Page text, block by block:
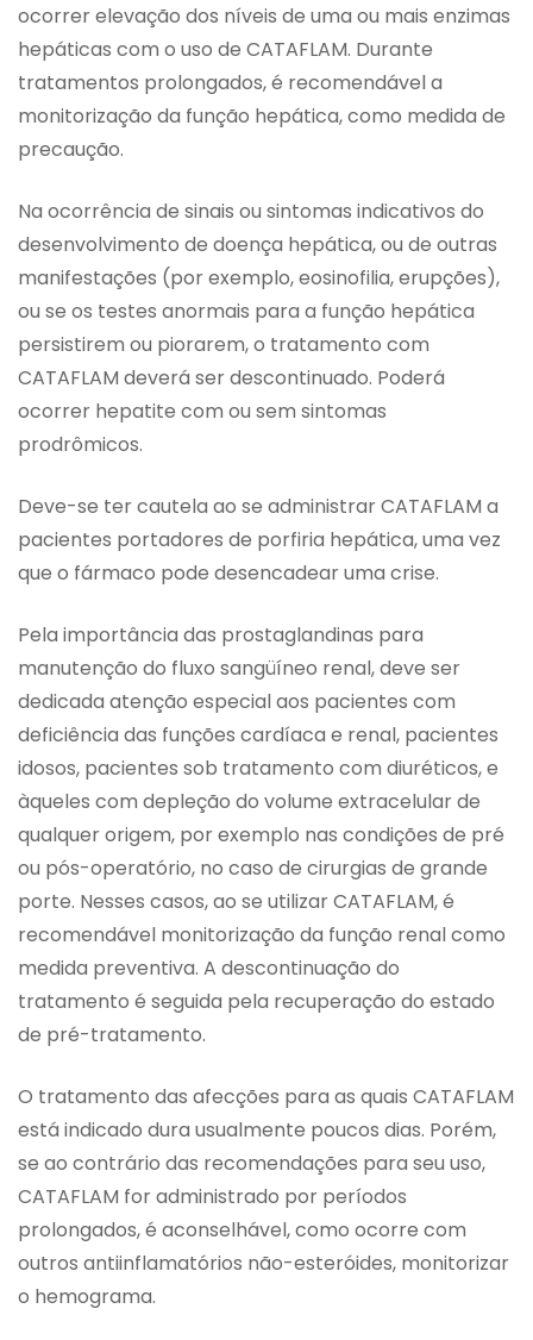
ocorrer elevação dos níveis de uma ou mais enzimas
hepáticas com o uso de CATAFLAM. Durante
tratamentos prolongados, é recomendável a
monitorização da função hepática, como medida de
precaução.
Na ocorrência de sinais ou sintomas indicativos do
desenvolvimento de doença hepática, ou de outras
manifestações (por exemplo, eosinofilia, erupções),
ou se os testes anormais para a função hepática
persistirem ou piorarem, o tratamento com
CATAFLAM deverá ser descontinuado. Poderá
ocorrer hepatite com ou sem sintomas
prodrômicos.
Deve-se ter cautela ao se administrar CATAFLAM a
pacientes portadores de porfiria hepática, uma vez
que o fármaco pode desencadear uma crise.
Pela importância das prostaglandinas para
manutenção do fluxo sangüíneo renal, deve ser
dedicada atenção especial aos pacientes com
deficiência das funções cardíaca e renal, pacientes
idosos, pacientes sob tratamento com diuréticos, e
àqueles com depleção do volume extracelular de
qualquer origem, por exemplo nas condições de pré
ou pós-operatório, no caso de cirurgias de grande
porte. Nesses casos, ao se utilizar CATAFLAM, é
recomendável monitorização da função renal como
medida preventiva. A descontinuação do
tratamento é seguida pela recuperação do estado
de pré-tratamento.
O tratamento das afecções para as quais CATAFLAM
está indicado dura usualmente poucos dias. Porém,
se ao contrário das recomendações para seu uso,
CATAFLAM for administrado por períodos
prolongados, é aconselhável, como ocorre com
outros antiinflamatórios não-esteróides, monitorizar
o hemograma.